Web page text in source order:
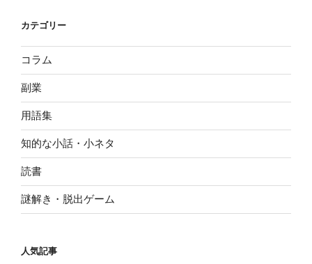
カテゴリー
コラム
副業
用語集
知的な小話・小ネタ
読書
謎解き・脱出ゲーム
人気記事